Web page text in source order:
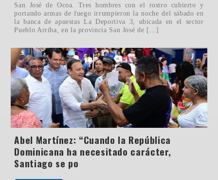
San José de Ocoa. Tres hombres con el rostro cubierto y
portando armas de fuego irrumpieron la noche del sábado en
la banca de apuestas La Deportiva 3, ubicada en el sector
Pueblo Arriba, en la provincia San José de […]
Abel Martínez: “Cuando la República
Dominicana ha necesitado carácter,
Santiago se po